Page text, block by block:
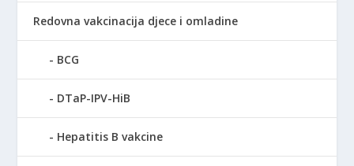
Redovna vakcinacija djece i omladine
BCG
DTaP-IPV-HiB
Hepatitis B vakcine